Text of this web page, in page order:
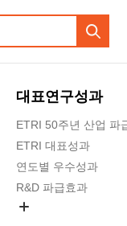
대표연구성과
ETRI 50주년 산업 파
ETRI 대표성과
연도별 우수성과
R&D 파급효과